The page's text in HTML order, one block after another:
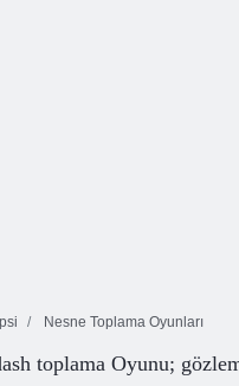
Nesne Toplama Oyunları
toplama Oyunu;